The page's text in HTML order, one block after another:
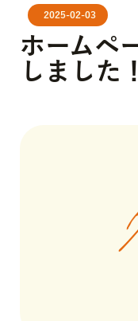
2025-02-03
ホームペ
しました！